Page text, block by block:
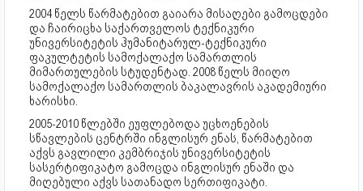
2004 წელს წარმატებით გაიარა მისაღები გამოცდები
და ჩაირიცხა საქართველოს ტექნიკური
უნივერსიტეტის ჰუმანიტარულ-ტექნიკური
ფაკულტეტის სამოქალაქო სამართლის
მიმართულების სტუდენტად. 2008 წელს მიიღო
სამოქალაქო სამართლის ბაკალავრის აკადემიური
ხარისხი.
2005-2010 წლებში ეუფლებოდა უცხოენების
სწავლების ცენტრში ინგლისურ ენას, წარმატებით
აქვს გავლილი კემბრიჯის უნივერსიტეტის
სასერტიფიკატო გამოცდა ინგლისურ ენაში და
მიღებული აქვს სათანადო სერთიფიკატი.